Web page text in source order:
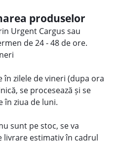
produselor
Urgent Cargus sau
de 24 - 48 de ore.
zilele de vineri (dupa ora
se procesează și se
în ziua de luni.
sunt pe stoc, se va
livrare estimativ în cadrul